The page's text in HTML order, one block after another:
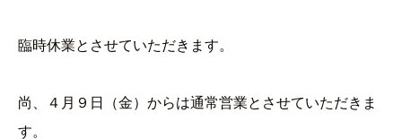
臨時休業とさせていただきます。
尚、４月９日（金）からは通常営業とさせていただきま
す。